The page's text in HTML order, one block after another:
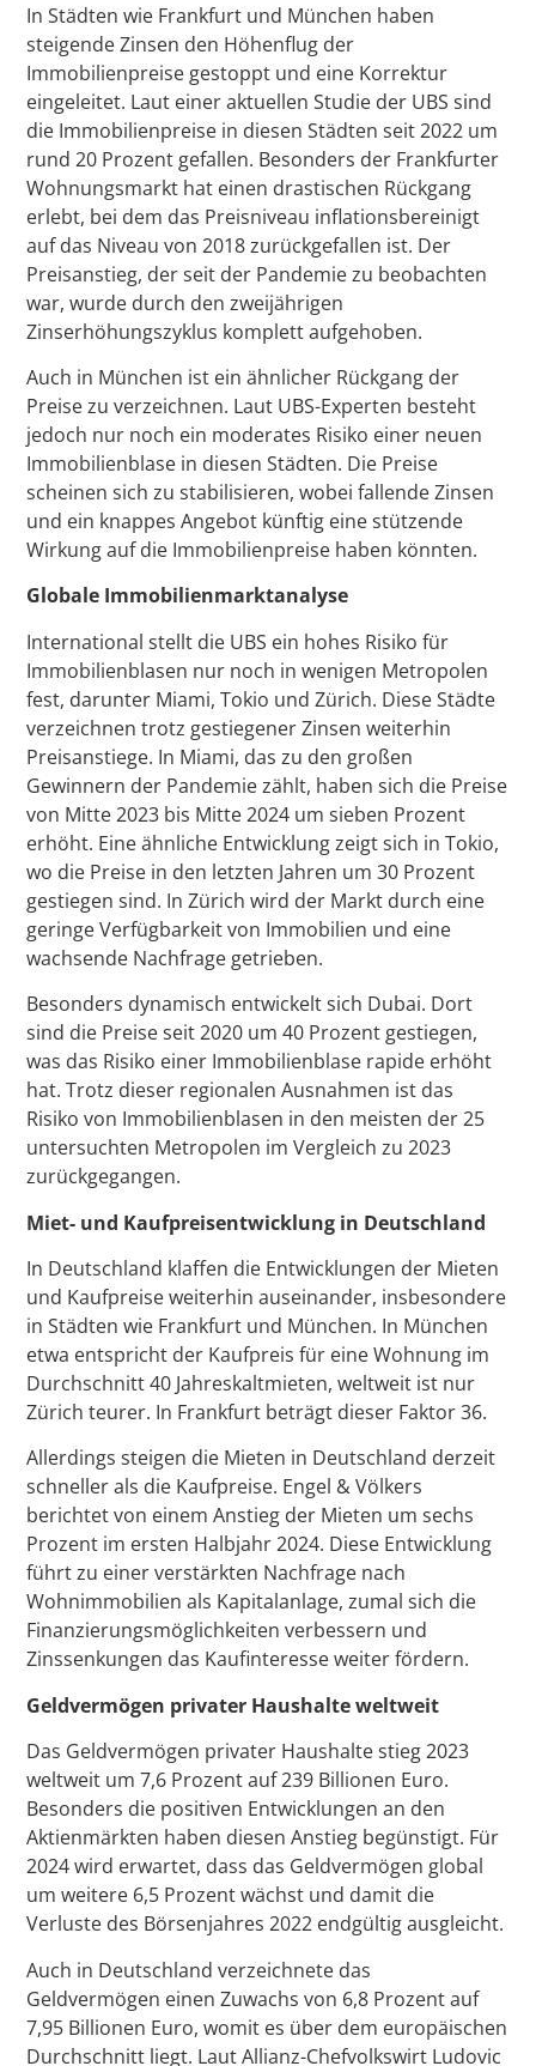
In Städten wie Frankfurt und München haben
steigende Zinsen den Höhenflug der
Immobilienpreise gestoppt und eine Korrektur
eingeleitet. Laut einer aktuellen Studie der UBS sind
die Immobilienpreise in diesen Städten seit 2022 um
rund 20 Prozent gefallen. Besonders der Frankfurter
Wohnungsmarkt hat einen drastischen Rückgang
erlebt, bei dem das Preisniveau inflationsbereinigt
auf das Niveau von 2018 zurückgefallen ist. Der
Preisanstieg, der seit der Pandemie zu beobachten
war, wurde durch den zweijährigen
Zinserhöhungszyklus komplett aufgehoben.
Auch in München ist ein ähnlicher Rückgang der
Preise zu verzeichnen. Laut UBS-Experten besteht
jedoch nur noch ein moderates Risiko einer neuen
Immobilienblase in diesen Städten. Die Preise
scheinen sich zu stabilisieren, wobei fallende Zinsen
und ein knappes Angebot künftig eine stützende
Wirkung auf die Immobilienpreise haben könnten.
Globale Immobilienmarktanalyse
International stellt die UBS ein hohes Risiko für
Immobilienblasen nur noch in wenigen Metropolen
fest, darunter Miami, Tokio und Zürich. Diese Städte
verzeichnen trotz gestiegener Zinsen weiterhin
Preisanstiege. In Miami, das zu den großen
Gewinnern der Pandemie zählt, haben sich die Preise
von Mitte 2023 bis Mitte 2024 um sieben Prozent
erhöht. Eine ähnliche Entwicklung zeigt sich in Tokio,
wo die Preise in den letzten Jahren um 30 Prozent
gestiegen sind. In Zürich wird der Markt durch eine
geringe Verfügbarkeit von Immobilien und eine
wachsende Nachfrage getrieben.
Besonders dynamisch entwickelt sich Dubai. Dort
sind die Preise seit 2020 um 40 Prozent gestiegen,
was das Risiko einer Immobilienblase rapide erhöht
hat. Trotz dieser regionalen Ausnahmen ist das
Risiko von Immobilienblasen in den meisten der 25
untersuchten Metropolen im Vergleich zu 2023
zurückgegangen.
Miet- und Kaufpreisentwicklung in Deutschland
In Deutschland klaffen die Entwicklungen der Mieten
und Kaufpreise weiterhin auseinander, insbesondere
in Städten wie Frankfurt und München. In München
etwa entspricht der Kaufpreis für eine Wohnung im
Durchschnitt 40 Jahreskaltmieten, weltweit ist nur
Zürich teurer. In Frankfurt beträgt dieser Faktor 36.
Allerdings steigen die Mieten in Deutschland derzeit
schneller als die Kaufpreise. Engel & Völkers
berichtet von einem Anstieg der Mieten um sechs
Prozent im ersten Halbjahr 2024. Diese Entwicklung
führt zu einer verstärkten Nachfrage nach
Wohnimmobilien als Kapitalanlage, zumal sich die
Finanzierungsmöglichkeiten verbessern und
Zinssenkungen das Kaufinteresse weiter fördern.
Geldvermögen privater Haushalte weltweit
Das Geldvermögen privater Haushalte stieg 2023
weltweit um 7,6 Prozent auf 239 Billionen Euro.
Besonders die positiven Entwicklungen an den
Aktienmärkten haben diesen Anstieg begünstigt. Für
2024 wird erwartet, dass das Geldvermögen global
um weitere 6,5 Prozent wächst und damit die
Verluste des Börsenjahres 2022 endgültig ausgleicht.
Auch in Deutschland verzeichnete das
Geldvermögen einen Zuwachs von 6,8 Prozent auf
7,95 Billionen Euro, womit es über dem europäischen
Durchschnitt liegt. Laut Allianz-Chefvolkswirt Ludovic